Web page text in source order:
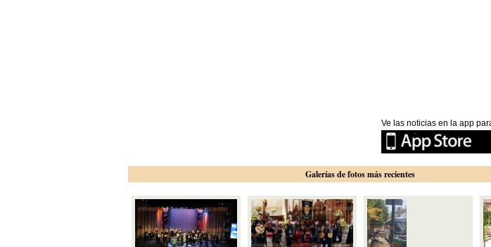
Ve las noticias en la app
Galerías de fotos más recientes